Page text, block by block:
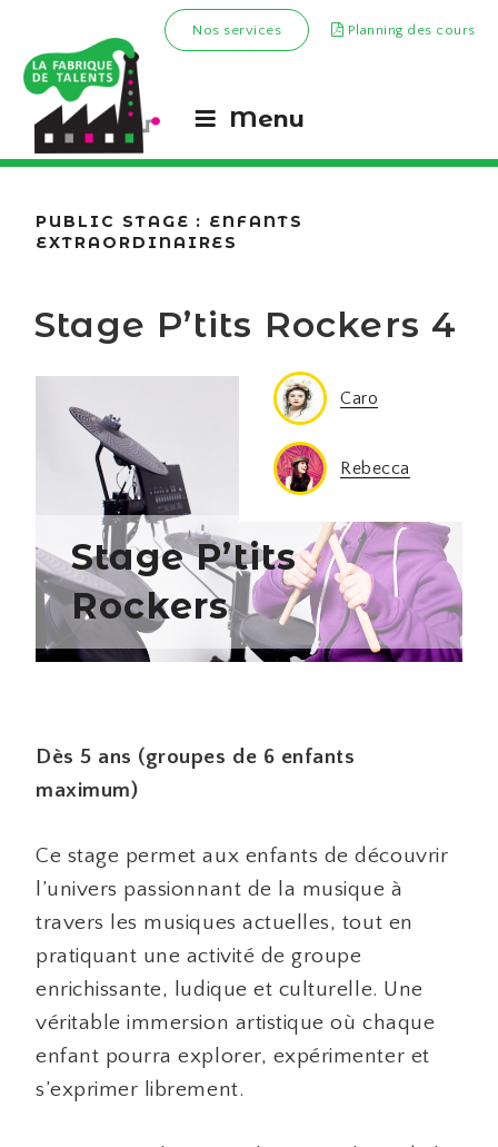
Nos services Planning des cours
Menu
PUBLIC STAGE : ENFANTS
EXTRAORDINAIRES
Stage P’tits Rockers 4
Olivier
Stage P’tits
Rockers
Dès 5 ans (groupes de 6 enfants
maximum)
Ce stage permet aux enfants de découvrir
l’univers passionnant de la musique à
travers les musiques actuelles, tout en
pratiquant une activité de groupe
enrichissante, ludique et culturelle. Une
véritable immersion artistique où chaque
enfant pourra explorer, expérimenter et
s’exprimer librement.
Mélissa
Rémi
Mélissa
Virginie
Geoffrey
César
César
Olivier
Olivier
César
Caro
Rebecca